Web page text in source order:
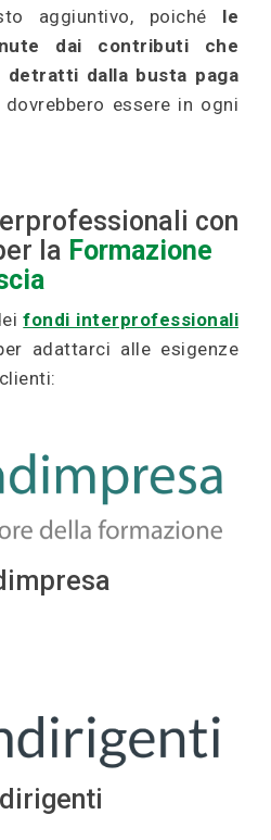
aggiuntivo, poiché le
dai contributi che
detratti dalla busta paga
dovrebbero essere in ogni
con
la Formazione
fondi interprofessionali
adattarci alle esigenze